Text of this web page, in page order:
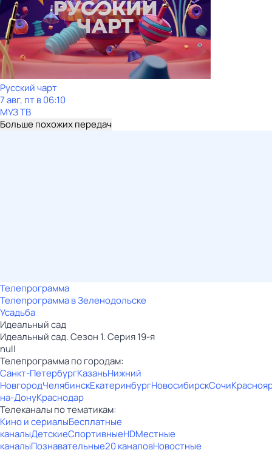
Рycский чарт
7 авг, пт в 06:10
МУЗ ТВ
Больше похожих передач
Телепрограмма
Телепрограмма в Зеленодольске
Усадьба
Идеальный сад
Идеальный сад. Сезон 1. Серия 19-я
null
Телепрограмма по городам:
Санкт-ПетербургКазаньНижний
НовгородЧелябинскЕкатеринбургНовосибирскСочи
на-ДонуКраснодар
Телеканалы по тематикам:
Кино и сериалыБесплатные
каналыДетскиеСпортивныеHDМестные
каналыПознавательные20 каналовНовостные